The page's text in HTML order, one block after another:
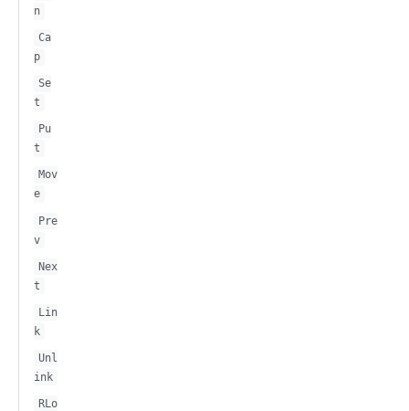
n
Ca
p
Se
t
Pu
t
Mov
e
Pre
v
Nex
t
Lin
k
Unl
ink
RLo